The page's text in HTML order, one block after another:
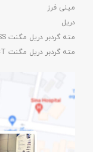
مینی فرز
دریل
مته گردبر دریل مگنت HSS
مته گردبر دریل مگنت TCT